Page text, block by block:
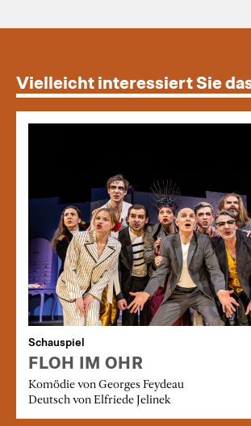
Vielleicht interessiert Sie
Schauspiel
FLOH IM OHR
Komödie von Georges Feydeau
Deutsch von Elfriede Jelinek